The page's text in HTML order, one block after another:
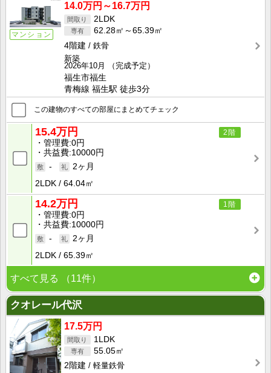
マンション
14.0万円～16.7万円
2LDK
62.28㎡～65.39㎡
4階建
鉄骨
新築
2026年10月
（完成予定）
福生市福生
青梅線 福生駅 徒歩3分
この建物のすべての部屋にまとめてチェック
2階
15.4万円
管理費 0円
共益費 10000円
-
2ヶ月
2LDK
64.04㎡
1階
14.2万円
管理費 0円
共益費 10000円
-
2ヶ月
2LDK
65.39㎡
すべて見る （11件）
クオレール代沢
17.5万円
1LDK
55.05㎡
2階建
軽量鉄骨